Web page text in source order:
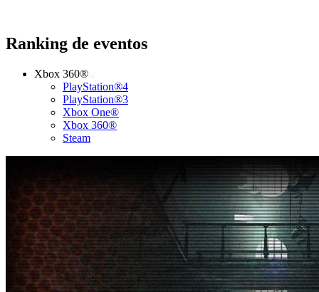
Ranking de eventos
Xbox 360®
PlayStation®4
PlayStation®3
Xbox One®
Xbox 360®
Steam